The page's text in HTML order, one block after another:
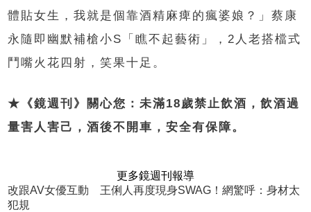
體貼女生，我就是個靠酒精麻痺的瘋婆娘？」蔡康
永隨即幽默補槍小S「瞧不起藝術」，2人老搭檔式
鬥嘴火花四射，笑果十足。
★《鏡週刊》關心您：未滿18歲禁止飲酒，飲酒過
量害人害己，酒後不開車，安全有保障。
更多鏡週刊報導
改跟AV女優互動 王俐人再度現身SWAG！網驚呼：身材太
犯規